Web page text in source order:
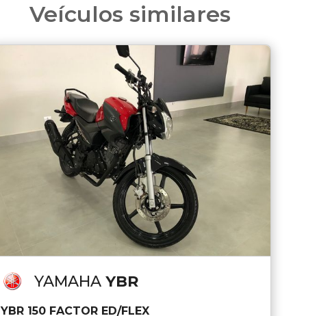
Veículos similares
YAMAHA YBR
YBR 150 FACTOR ED/FLEX